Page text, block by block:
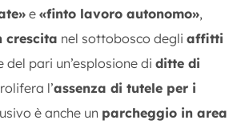
e «finto lavoro autonomo»,
crescita nel sottobosco degli affitti
del pari un’esplosione di ditte di
l’assenza di tutele per i
è anche un parcheggio in area